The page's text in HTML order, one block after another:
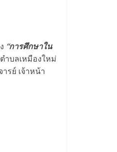
“การศึกษาใน
บลเหมืองใหม่
รย์ เจ้าหน้า